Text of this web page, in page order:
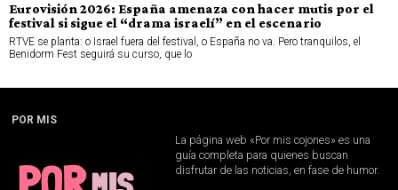
Eurovisión 2026: España amenaza con hacer mutis por el
festival si sigue el “drama israelí” en el escenario
RTVE se planta: o Israel fuera del festival, o España no va. Pero tranquilos, el
Benidorm Fest seguirá su curso, que lo
POR MIS
La página web «Por mis cojones» es una
guía completa para quienes buscan
disfrutar de las noticias, en fase de humor.